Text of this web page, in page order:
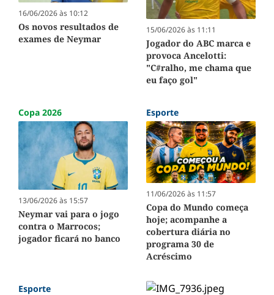
16/06/2026 às 10:12
Os novos resultados de
exames de Neymar
15/06/2026 às 11:11
Jogador do ABC marca e
provoca Ancelotti:
"C#ralho, me chama que
eu faço gol"
Copa 2026
13/06/2026 às 15:57
Neymar vai para o jogo
contra o Marrocos;
jogador ficará no banco
Esporte
11/06/2026 às 11:57
Copa do Mundo começa
hoje; acompanhe a
cobertura diária no
programa 30 de
Acréscimo
Esporte